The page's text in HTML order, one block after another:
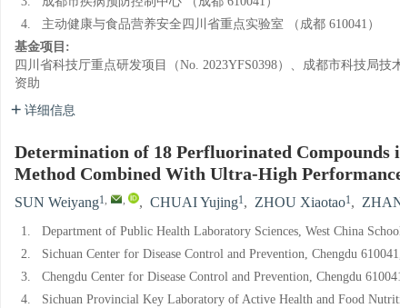
4.
主动健康与食品营养安全四川省重点实验室 （成都 610041）
基金项目:
四川省科技厅重点研发项目（No. 2023YFS0398）、成都市科技局技
资助
详细信息
Determination of 18 Perfluorinated Compounds
Method Combined With Ultra-High
SUN Weiyang1, , , CHUAI Yujing1, ZHOU Xiaotao1,
1.
Department of Public Health Laboratory Sciences, West China
2.
Sichuan Center for Disease Control and Prevention, Chengdu
3.
Chengdu Center for Disease Control and Prevention, Chengdu
4.
Sichuan Provincial Key Laboratory of Active Health and Food